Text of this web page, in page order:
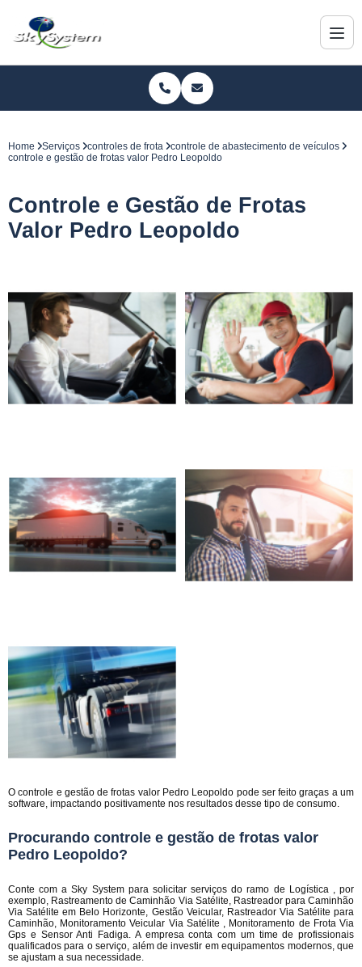
Home Serviços controles de frota
controle de abastecimento de veículos
controle e gestão de frotas valor Pedro Leopoldo
Controle e Gestão de Frotas
Valor Pedro Leopoldo
O controle e gestão de frotas valor Pedro Leopoldo pode ser feito graças a um
software, impactando positivamente nos resultados desse tipo de consumo.
Procurando controle e gestão de frotas valor
Pedro Leopoldo?
Conte com a Sky System para solicitar serviços do ramo de Logística , por
exemplo, Rastreamento de Caminhão Via Satélite, Rastreador para Caminhão
Via Satélite em Belo Horizonte, Gestão Veicular, Rastreador Via Satélite para
Caminhão, Monitoramento Veicular Via Satélite , Monitoramento de Frota Via
Gps e Sensor Anti Fadiga. A empresa conta com um time de profissionais
qualificados para o serviço, além de investir em equipamentos modernos, que
se ajustam a sua necessidade.